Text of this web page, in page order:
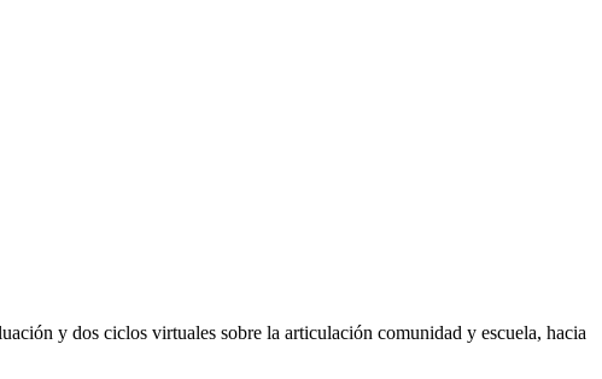
y dos ciclos virtuales sobre la articulación comunidad y escuela, hacia